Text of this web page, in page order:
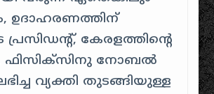
ഉദാഹരണത്തിന്
കേരളത്തിന്റെ
ഫിസിക്സിനു നോബൽ
വ്യക്തി തുടങ്ങിയുള്ള